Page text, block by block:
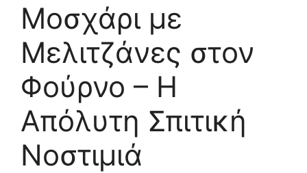
Μοσχάρι με
Μελιτζάνες στον
Φούρνο – Η
Απόλυτη Σπιτική
Νοστιμιά